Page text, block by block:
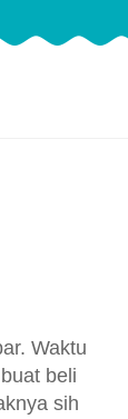
Waktu
beli
sih